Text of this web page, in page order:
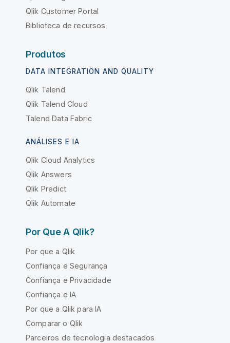
Qlik Customer Portal
Biblioteca de recursos
Produtos
DATA INTEGRATION AND QUALITY
Qlik Talend
Qlik Talend Cloud
Talend Data Fabric
ANÁLISES E IA
Qlik Cloud Analytics
Qlik Answers
Qlik Predict
Qlik Automate
Por Que A Qlik?
Por que a Qlik
Confiança e Segurança
Confiança e Privacidade
Confiança e IA
Por que a Qlik para IA
Comparar o Qlik
Parceiros de tecnologia destacados